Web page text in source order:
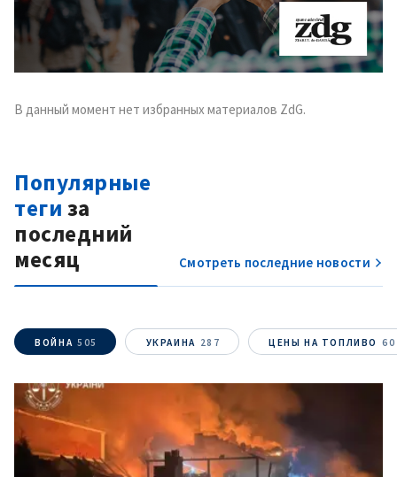
В данный момент нет избранных материалов ZdG.
Популярные
теги за
последний
месяц
Смотреть последние новости
ВОЙНА 505 УКРАИНА 287 ЦЕНЫ НА ТОПЛИВО 60